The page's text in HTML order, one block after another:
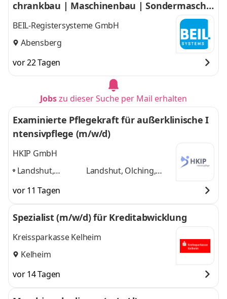
chrankbau | Maschinenbau | Sondermaschin
en
BEIL-Registersysteme GmbH
Abensberg
vor 22 Tagen
Jobszu dieser Suche per Mail erhalten
Examinierte Pflegekraft für außerklinische I
ntensivpflege (m/w/d)
HKIP GmbH
Landshut,
Ingolstadt,
Wolnzach,
Landshut, Olching,
weitere
vor 11 Tagen
Spezialist (m/w/d) für Kreditabwicklung
Kreissparkasse Kelheim
Kelheim
vor 14 Tagen